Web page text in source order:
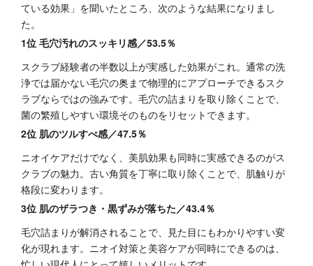
ている効果」を聞いたところ、次のような結果になりまし
た。
1位 毛穴汚れのスッキリ感／53.5％
スクラブ経験者の半数以上が実感した効果がこれ。通常の洗
浄では届かない毛穴の奥まで物理的にアプローチできるスク
ラブならではの強みです。毛穴の詰まりを取り除くことで、
菌の繁殖しやすい環境そのものをリセットできます。
2位 肌のツルすべ感／47.5％
ニオイケアだけでなく、美肌効果も同時に実感できるのがス
クラブの魅力。古い角質を丁寧に取り除くことで、肌触りが
格段に変わります。
3位 肌のザラつき・黒ずみが落ちた／43.4％
毛穴詰まりが解消されることで、見た目にもわかりやすい変
化が現れます。ニオイ対策と美容ケアが同時にできるのは、